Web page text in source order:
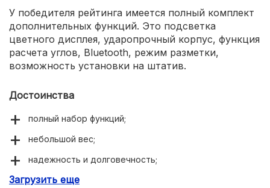
У победителя рейтинга имеется полный комплект
дополнительных функций. Это подсветка
цветного дисплея, ударопрочный корпус, функция
расчета углов, Bluetooth, режим разметки,
возможность установки на штатив.
Достоинства
полный набор функций;
небольшой вес;
надежность и долговечность;
хорошие технические характеристики;
Загрузить еще